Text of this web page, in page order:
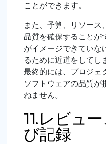
ことができます。
また、予算、リソース
品質を確保することが
がイメージできていな
るために近道をしてし
最終的には、プロジェ
ソフトウェアの品質が
ねません。
11.レビュ
び記録